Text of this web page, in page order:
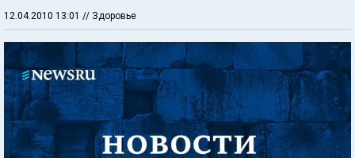
12.04.2010 13:01 // Здоровье